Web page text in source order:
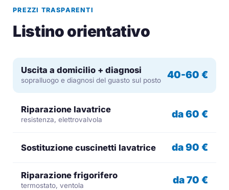
PREZZI TRASPARENTI
Listino orientativo
Uscita a domicilio + diagnosi
sopralluogo e diagnosi del guasto sul posto 40-60 €
Riparazione lavatrice
resistenza, elettrovalvola da 60 €
Sostituzione cuscinetti lavatrice da 90 €
Riparazione frigorifero
termostato, ventola da 70 €